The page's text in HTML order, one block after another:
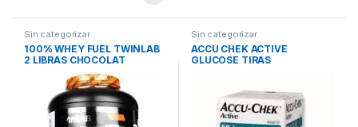
Sin categorizar
100% WHEY FUEL TWINLAB
2 LIBRAS CHOCOLAT
Sin categorizar
ACCU CHEK ACTIVE
GLUCOSE TIRAS